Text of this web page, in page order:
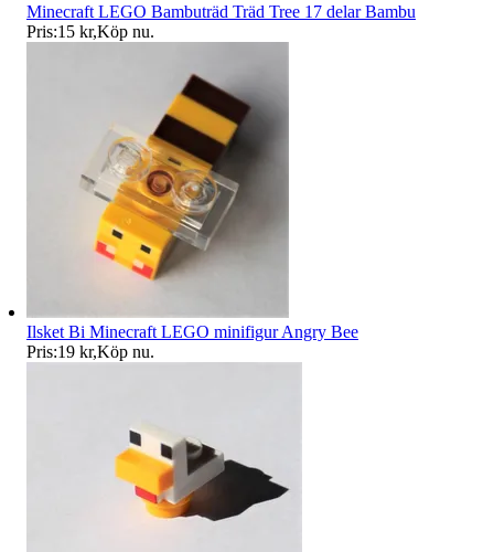
Minecraft LEGO Bambuträd Träd Tree 17 delar Bambu
Pris:15 kr,Köp nu.
Ilsket Bi Minecraft LEGO minifigur Angry Bee
Pris:19 kr,Köp nu.